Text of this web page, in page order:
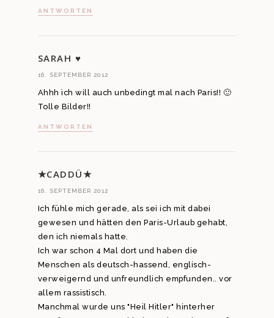
ANTWORTEN
SARAH ♥
16. SEPTEMBER 2012
Ahhh ich will auch unbedingt mal nach Paris!! 🙂
Tolle Bilder!!
ANTWORTEN
★CADDÜ★
16. SEPTEMBER 2012
Ich fühle mich gerade, als sei ich mit dabei
gewesen und hätten den Paris-Urlaub gehabt,
den ich niemals hatte.
Ich war schon 4 Mal dort und haben die
Menschen als deutsch-hassend, englisch-
verweigernd und unfreundlich empfunden.. vor
allem rassistisch.
Manchmal wurde uns "Heil Hitler" hinterher